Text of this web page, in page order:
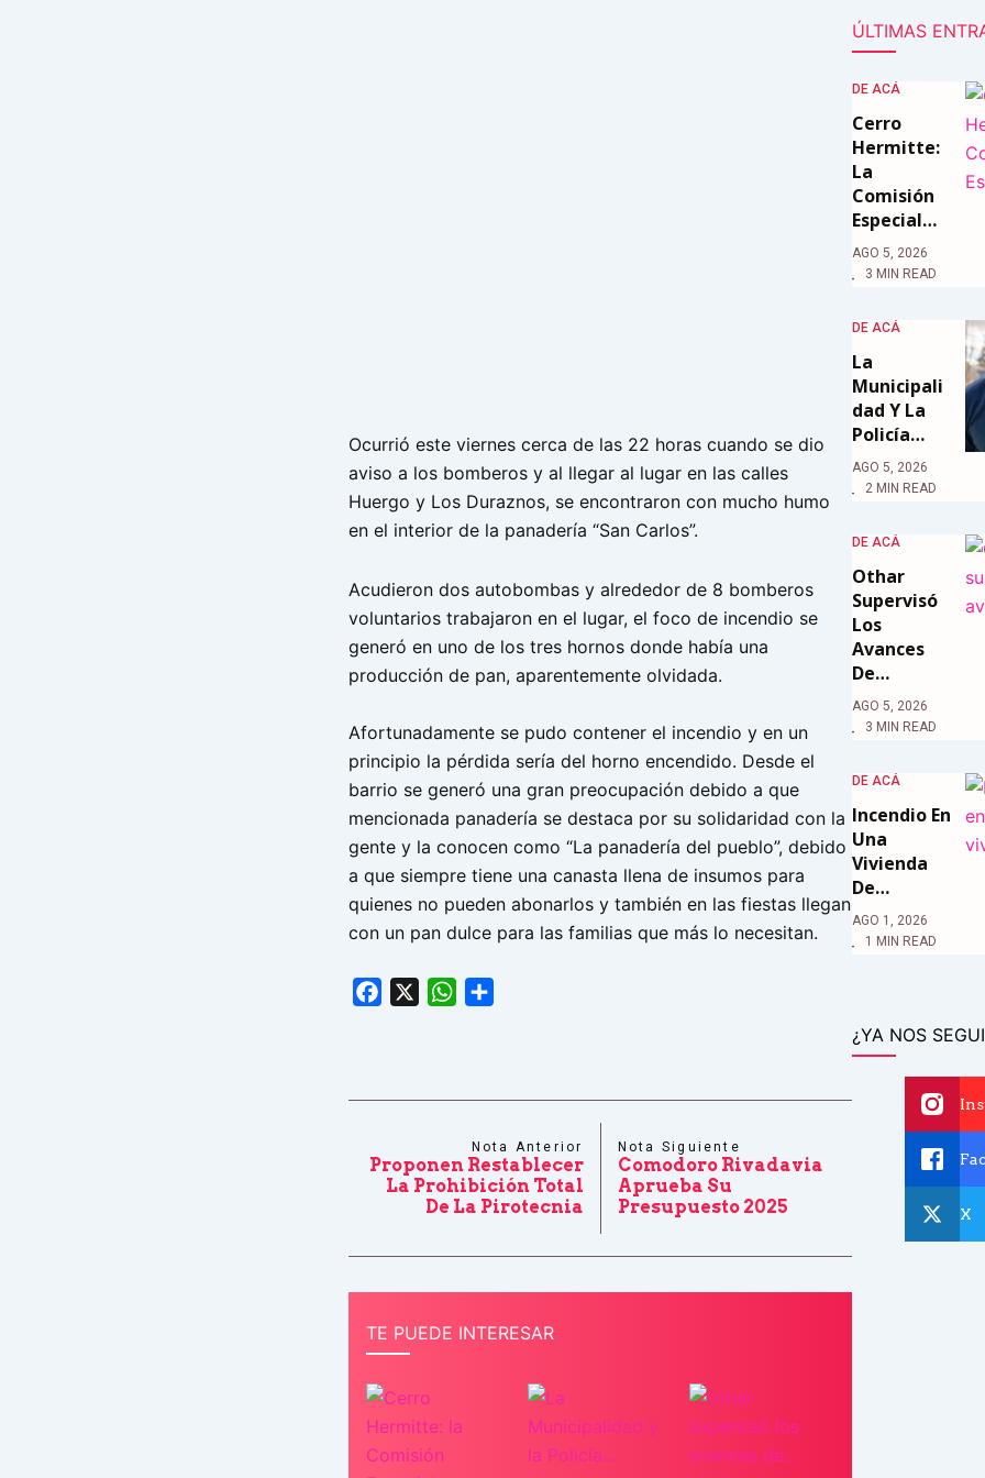
Ocurrió este viernes cerca de las 22 horas cuando se dio
aviso a los bomberos y al llegar al lugar en las calles
Huergo y Los Duraznos, se encontraron con mucho humo
en el interior de la panadería “San Carlos”.
Acudieron dos autobombas y alrededor de 8 bomberos
voluntarios trabajaron en el lugar, el foco de incendio se
generó en uno de los tres hornos donde había una
producción de pan, aparentemente olvidada.
Afortunadamente se pudo contener el incendio y en un
principio la pérdida sería del horno encendido. Desde el
barrio se generó una gran preocupación debido a que
mencionada panadería se destaca por su solidaridad con la
gente y la conocen como “La panadería del pueblo”, debido
a que siempre tiene una canasta llena de insumos para
quienes no pueden abonarlos y también en las fiestas llegan
con un pan dulce para las familias que más lo necesitan.
Facebook WhatsApp
Nota Anterior
Proponen Restablecer
La Prohibición Total
De La Pirotecnia
Nota Siguiente
Comodoro Rivadavia
Aprueba Su
Presupuesto 2025
TE PUEDE INTERESAR
ÚLTIMAS
DE ACÁ
Cerro
Hermitte:
La
Comisión
Especial…
AGO 5, 2026
3 MIN READ
DE ACÁ
La
Municipali
Dad Y La
Policía…
AGO 5, 2026
2 MIN READ
DE ACÁ
Othar
Supervisó
Los
Avances
De…
AGO 5, 2026
3 MIN READ
DE ACÁ
Incendio En
Una
Vivienda
De…
AGO 1, 2026
1 MIN READ
¿YA NOS
X